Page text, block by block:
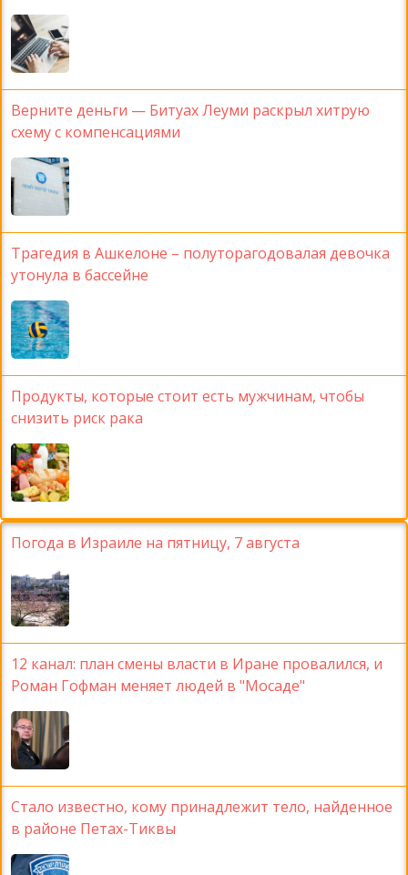
Верните деньги — Битуах Леуми раскрыл хитрую
схему с компенсациями
Трагедия в Ашкелоне – полуторагодовалая девочка
утонула в бассейне
Продукты, которые стоит есть мужчинам, чтобы
снизить риск рака
Погода в Израиле на пятницу, 7 августа
12 канал: план смены власти в Иране провалился, и
Роман Гофман меняет людей в "Мосаде"
Стало известно, кому принадлежит тело, найденное
в районе Петах-Тиквы